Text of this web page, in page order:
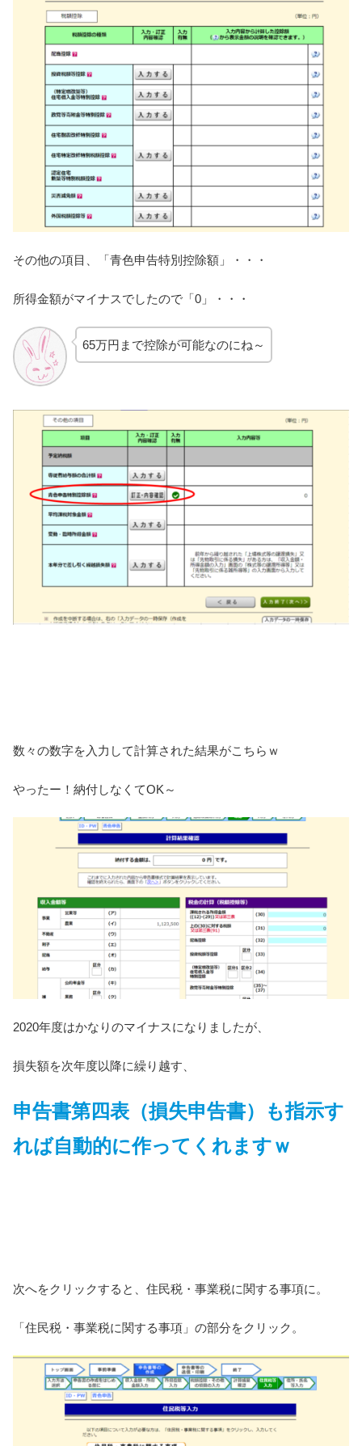
その他の項目、「青色申告特別控除額」・・・
所得金額がマイナスでしたので「0」・・・
65万円まで控除が可能なのにね～
数々の数字を入力して計算された結果がこちらｗ
やったー！納付しなくてOK～
2020年度はかなりのマイナスになりましたが、
損失額を次年度以降に繰り越す、
申告書第四表（損失申告書）も指示す
れば自動的に作ってくれますｗ
次へをクリックすると、住民税・事業税に関する事項に。
「住民税・事業税に関する事項」の部分をクリック。